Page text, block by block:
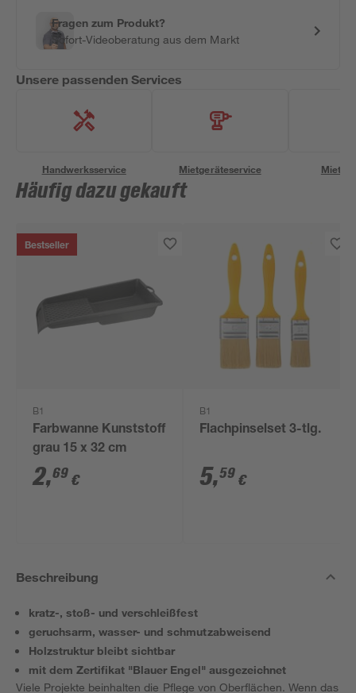
Fragen zum Produkt?
Sofort-Videoberatung aus dem Markt
Unsere passenden Services
Handwerksservice Mietgeräteservice
Häufig dazu gekauft
Bestseller
B1
Farbwanne Kunststoff
grau 15 x 32 cm
2,69 €
B1
Flachpinselset 3-tlg.
5,59 €
Beschreibung
kratz-, stoß- und verschleißfest
geruchsarm, wasser- und schmutzabweisend
Holzstruktur bleibt sichtbar
mit dem Zertifikat "Blauer Engel" ausgezeichnet
Viele Projekte beinhalten die Pflege von Oberflächen. Wenn das